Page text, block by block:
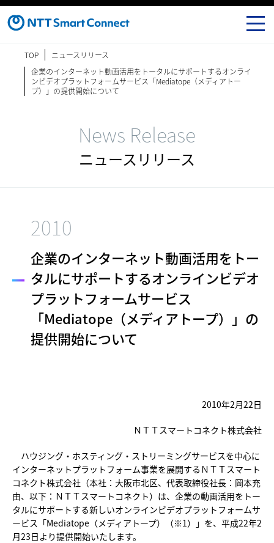
TOP
ニュースリリース
企業のインターネット動画活用をトータルにサポートするオンライ
ンビデオプラットフォームサービス「Mediatope（メディアトー
プ）」の提供開始について
News Release
ニュースリリース
2010
企業のインターネット動画活用をトー
タルにサポートするオンラインビデオ
プラットフォームサービス
「Mediatope（メディアトープ）」の
提供開始について
2010年2月22日
ＮＴＴスマートコネクト株式会社
ハウジング・ホスティング・ストリーミングサービスを中心に
インターネットプラットフォーム事業を展開するＮＴＴスマート
コネクト株式会社（本社：大阪市北区、代表取締役社長：岡本充
由、以下：ＮＴＴスマートコネクト）は、企業の動画活用をトー
タルにサポートする新しいオンラインビデオプラットフォームサ
ービス「Mediatope（メディアトープ）（※1）」を、平成22年2
月23日より提供開始いたします。